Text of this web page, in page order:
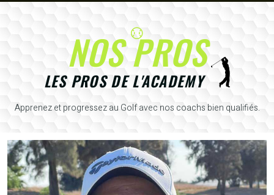
NOS PROS
LES PROS DE L'ACADEMY
Apprenez et progressez au Golf avec nos coachs bien qualifiés.